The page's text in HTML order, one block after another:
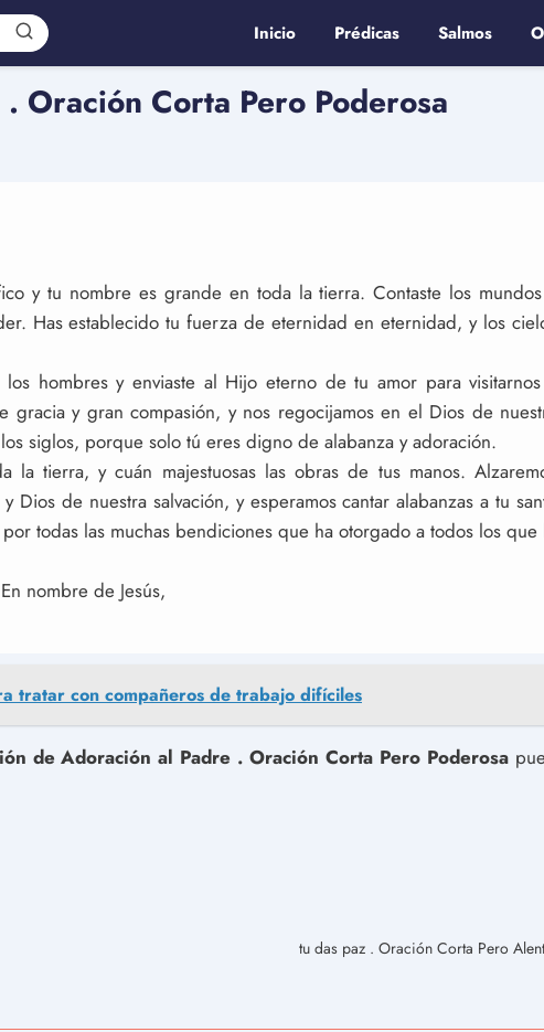
Inicio Prédicas Salmos
Oración Corta Pero Poderosa
y tu nombre es grande en toda la tierra. Contaste los
Has establecido tu fuerza de eternidad en eternidad, y los
hombres y enviaste al Hijo eterno de tu amor para
y gran compasión, y nos regocijamos en el Dios de
siglos, porque solo tú eres digno de alabanza y adoración.
tierra, y cuán majestuosas las obras de tus manos.
Dios de nuestra salvación, y esperamos cantar alabanzas a tu
todas las muchas bendiciones que ha otorgado a todos los que
nombre de Jesús,
tratar con compañeros de trabajo difíciles
de Adoración al Padre . Oración Corta Pero Poderosa
tu das paz . Oración Corta Pero